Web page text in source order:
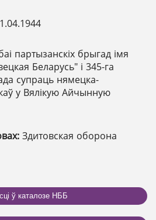
партызанскіх брыгад імя
Беларусь" і 345-га
супраць нямецка-
у Вялікую Айчынную
Здитовская оборона
ў каталозе НББ